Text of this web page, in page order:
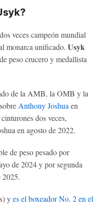
veces campeón mundial
monarca unificado. Usyk
peso crucero y medallista
de la AMB, la OMB y la
Anthony Joshua en
dos veces,
en agosto de 2022.
de peso pesado por
de 2024 y por segunda
2025.
yes el boxeador No. 2 en el